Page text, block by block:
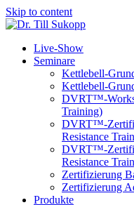
Skip to content
Live-Show
Seminare
Kettlebell-
Kettlebell-
DVRT™-
Training)
DVRT™-
Resistance
DVRT™-
Resistance
Zertifizierung
Zertifizierung
Produkte